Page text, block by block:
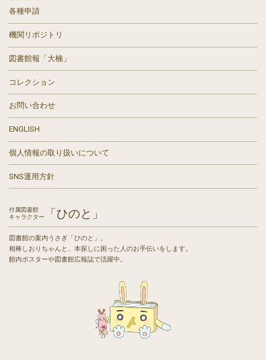
各種申請
機関リポジトリ
図書館報「大楠」
コレクション
お問い合わせ
ENGLISH
個人情報の取り扱いについて
SNS運用方針
付属図書館
キャラクター
「ひのと」
図書館の案内うさぎ「ひのと」。
相棒しおりちゃんと、本探しに困った人のお手伝いをします。
館内ポスターや図書館広報誌で活躍中。